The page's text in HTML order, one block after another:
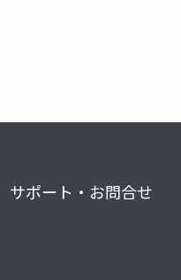
サポート・お問合せ